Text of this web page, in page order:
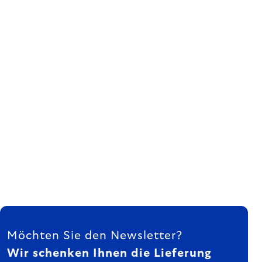
FUSSZEILE
Möchten Sie den Newsletter?
Wir schenken Ihnen die Lieferung